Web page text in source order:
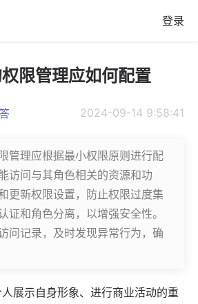
登录
限管理应如何配置
2024-09-14 9:58:41
管理应根据最小权限原则进行配
访问与其角色相关的资源和功
更新权限设置，防止权限过度集
证和角色分离，以增强安全性。
问记录，及时发现异常行为，确
展示自身形象、进行商业活动的重